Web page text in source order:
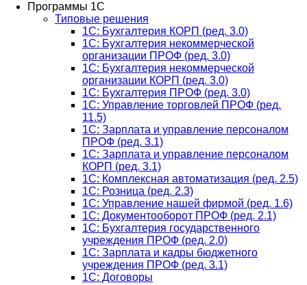
Программы 1С
Типовые решения
1C: Бухгалтерия КОРП (ред. 3.0)
1С: Бухгалтерия некоммерческой
организации ПРОФ (ред. 3.0)
1С: Бухгалтерия некоммерческой
организации КОРП (ред. 3.0)
1C: Бухгалтерия ПРОФ (ред. 3.0)
1C: Управление торговлей ПРОФ (ред.
11.5)
1C: Зарплата и управление персоналом
ПРОФ (ред. 3.1)
1C: Зарплата и управление персоналом
КОРП (ред. 3.1)
1C: Комплексная автоматизация (ред. 2.5)
1С: Розница (ред. 2.3)
1С: Управление нашей фирмой (ред. 1.6)
1С: Документооборот ПРОФ (ред. 2.1)
1C: Бухгалтерия государственного
учреждения ПРОФ (ред. 2.0)
1C: Зарплата и кадры бюджетного
учреждения ПРОФ (ред. 3.1)
1С: Договоры